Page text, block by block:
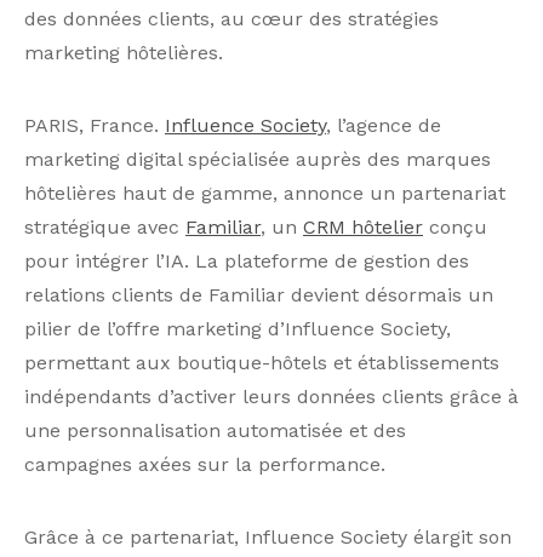
des données clients, au cœur des stratégies
marketing hôtelières.
PARIS, France. Influence Society, l’agence de
marketing digital spécialisée auprès des marques
hôtelières haut de gamme, annonce un partenariat
stratégique avec Familiar, un CRM hôtelier conçu
pour intégrer l’IA. La plateforme de gestion des
relations clients de Familiar devient désormais un
pilier de l’offre marketing d’Influence Society,
permettant aux boutique-hôtels et établissements
indépendants d’activer leurs données clients grâce à
une personnalisation automatisée et des
campagnes axées sur la performance.
Grâce à ce partenariat, Influence Society élargit son